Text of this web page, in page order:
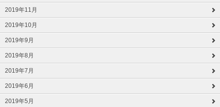
2019年11月
2019年10月
2019年9月
2019年8月
2019年7月
2019年6月
2019年5月